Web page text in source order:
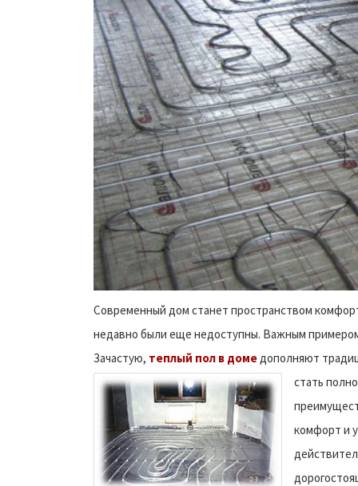
Современный дом станет пространством
недавно были еще недоступны. Важным
Зачастую, теплый пол в доме дополняют
стать
комфорт и